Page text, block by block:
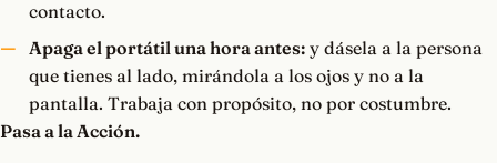
contacto.
Apaga el portátil una hora antes:y dásela a la persona
que tienes al lado, mirándola a los ojos y no a la
pantalla. Trabaja con propósito, no por costumbre.
Pasa a la Acción.